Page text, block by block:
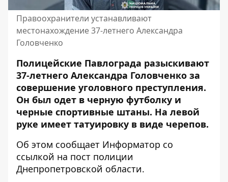
Правоохранители устанавливают
местонахождение 37-летнего Александра
Головченко
Полицейские Павлограда разыскивают
37-летнего Александра Головченко за
совершение уголовного преступления.
Он был одет в черную футболку и
черные спортивные штаны. На левой
руке имеет татуировку в виде черепов.
Об этом сообщает Информатор со
ссылкой на пост полиции
Днепропетровской области.